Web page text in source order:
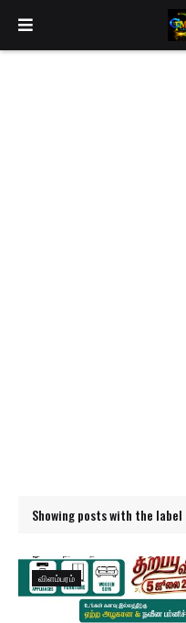
Showing posts with the label
விளம்பரம்